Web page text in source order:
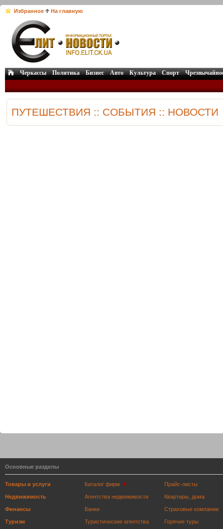
Избранное На главную
Черкассы Политика Бизнес Авто Культура Спорт
ПУТЕШЕСТВИЯ :: СОБЫТИЯ :: НОВОСТИ
Основные разделы
Товары и услуги
Недвижимость
Финансы
Туризм
Каталог фирм
Агентства недвижимости
Банки
Туристические агентства
Прайс-листы
Квартиры, дома
Страховые компании
Горячие туры